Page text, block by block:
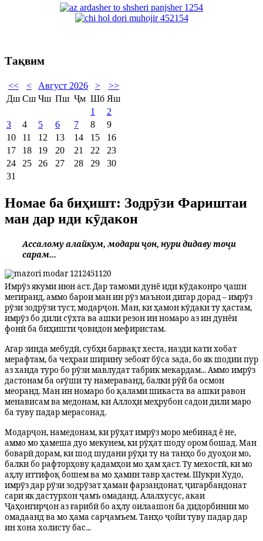
Тақвим
<< < Август 2026 >
>>
Дш Сш Чш Пш Ҷм Шб Яш
1
2
3
4 5 6 7 8
9
10
11 12 13 14 15
16
17
18 19 20 21 22
23
24
25 26 27 28 29
30
31
Номае ба биҳишт: Зодрӯзи Фариштаи
ман дар иди кӯдакон
Ассалому алайкум, модари ҷон, нури дидаву тоҷи
сарам...
Имрӯз якуми июн аст. Дар тамоми дунё иди кӯдаконро ҷашн
мегиранд, аммо барои ман ин рӯз маънои дигар дорад – имрӯз
рӯзи зодрӯзи туст, модарҷон. Ман, ки ҳамон кӯдаки ту ҳастам,
имрӯз бо дили сӯхта ва ашки резон ин номаро аз ин дунёи
фонӣ ба биҳишти ҷовидон мефиристам.
​Агар зинда мебудӣ, субҳи барвақт хеста, назди кати хобат
мерафтам, ба чеҳраи ширину зебоят бӯса зада, бо як шодии пур
аз ханда туро бо рӯзи мавлудат табрик мекардам... Аммо имрӯз
дастонам ба оғӯши ту намераванд, балки рӯй ба осмон
меоранд. Ман ин номаро бо қалами шикаста ва ашки равон
менависам ва медонам, ки Аллоҳи меҳрубон садои дили маро
ба туву падар мерасонад.
​Модарҷон, намедонам, ки рӯҳат имрӯз моро мебинад ё не,
аммо мо ҳамеша дуо мекунем, ки рӯҳат шоду ором бошад. Ман
боварӣ дорам, ки шод шудани рӯҳи ту на танҳо бо дуоҳои мо,
балки бо рафторҳову қадамҳои мо ҳам ҳаст. Ту мехостӣ, ки мо
аҳлу иттифоқ бошем ва мо ҳамин тавр ҳастем. Шукри Худо,
имрӯз дар рӯзи зодрӯзат ҳамаи фарзандонат, ҷигарбандонат
сари як дастурхон ҷамъ омаданд. Алалхусус, акаи
Ҷаҳонгирҷон аз ғарибӣ бо аҳлу оилаашон ба дидорбинии мо
омадаанд ва мо ҳама сарҷамъем. Танҳо ҷойи туву падар дар
ин хона холисту бас...